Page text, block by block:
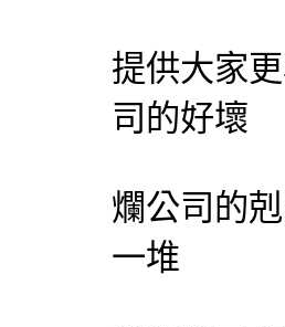
提供大家
司的好壞
爛公司的
一堆